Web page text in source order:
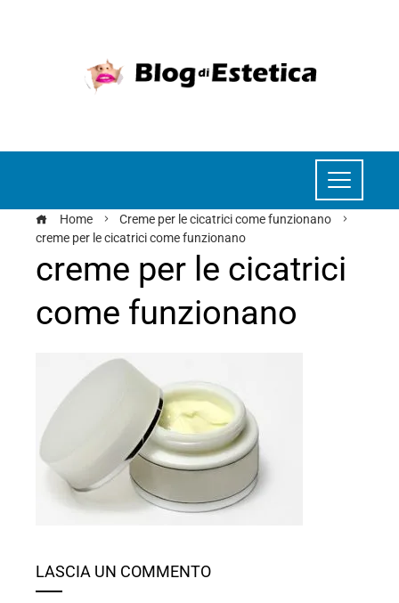
Home
Creme per le cicatrici come funzionano
creme per le cicatrici come funzionano
creme per le cicatrici
come funzionano
LASCIA UN COMMENTO